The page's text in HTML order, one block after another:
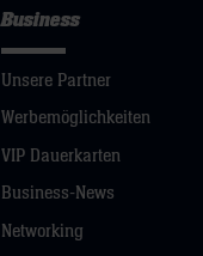
Business
Unsere Partner
Werbemöglichkeiten
VIP Dauerkarten
Business-News
Networking